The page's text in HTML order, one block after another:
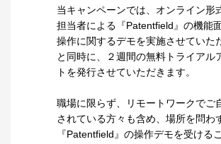
当キャンペーンでは、オンライン形
担当者による『Patentfield』の機能
操作に関するデモを実施させていた
と同時に、２週間の無料トライアル
トを発行させていただきます。
職場に限らず、リモートワークでご
されている方々も含め、場所を問わ
『Patentfield』の操作デモを受ける